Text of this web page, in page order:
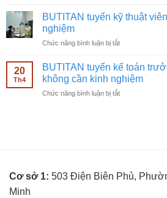
ngành
không
kinh
nghiệm
tuyển
nhân
bán
kính
mắt
không
cần
BUTITAN tuyển kỹ thuật
nghiệm
Chức năng bình luận bị tắtở
tuyển
kỹ
thuật
viên
20
Th4
BUTITAN tuyển kế toán
không cần kinh nghiệm
Chức năng bình luận bị tắtở
mắt
Cơ sở 1: 503 Điện Biên Phủ,
Minh